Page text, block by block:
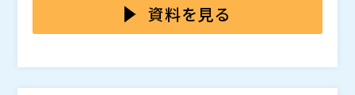
つ効果的に営業活動を行うことを指します。
や連携に手間がかかる、集計や報告の負担が大きいなど
の弊害が生じます。これらを改善することで単に情報共
れ、売上向上にもつなげることができます。 Salesforc
eに代表されるCRMや、SFAなどによって「見える化」
直近の売上目標を追いかけながら部下のマネジメントも
しつつ、その中でDXによる業務改革も進めなければな
つけてよいかわからず混乱してしまうケースも多く見受
けられます。 同時に様々なことを進めようとするのは
を実現する方法を解説するとともに、グループウェア＋
顧客管理・活動管理ツールを使ったDXの取り組み方を
資料を見る